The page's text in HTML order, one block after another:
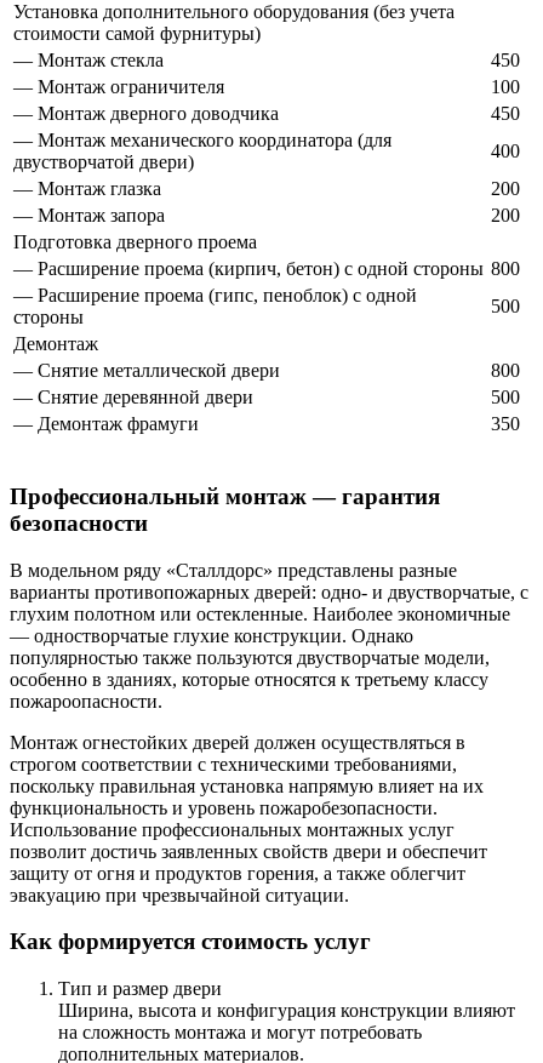
Установка дополнительного оборудования (без учета
стоимости самой фурнитуры)
— Монтаж стекла
450
— Монтаж ограничителя
100
— Монтаж дверного доводчика
450
— Монтаж механического координатора (для
двустворчатой двери)
400
— Монтаж глазка
200
— Монтаж запора
200
Подготовка дверного проема
— Расширение проема (кирпич, бетон) с одной стороны 800
— Расширение проема (гипс, пеноблок) с одной
стороны
500
Демонтаж
— Снятие металлической двери
800
— Снятие деревянной двери
500
— Демонтаж фрамуги
350
Профессиональный монтаж — гарантия
безопасности
В модельном ряду «Сталлдорс» представлены разные
варианты противопожарных дверей: одно- и двустворчатые, с
глухим полотном или остекленные. Наиболее экономичные
— одностворчатые глухие конструкции. Однако
популярностью также пользуются двустворчатые модели,
особенно в зданиях, которые относятся к третьему классу
пожароопасности.
Монтаж огнестойких дверей должен осуществляться в
строгом соответствии с техническими требованиями,
поскольку правильная установка напрямую влияет на их
функциональность и уровень пожаробезопасности.
Использование профессиональных монтажных услуг
позволит достичь заявленных свойств двери и обеспечит
защиту от огня и продуктов горения, а также облегчит
эвакуацию при чрезвычайной ситуации.
Как формируется стоимость услуг
Тип и размер двери
Ширина, высота и конфигурация конструкции влияют
на сложность монтажа и могут потребовать
дополнительных материалов.